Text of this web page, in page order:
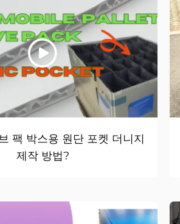
팩 박스용 원단 포켓 더니지
제작 방법?